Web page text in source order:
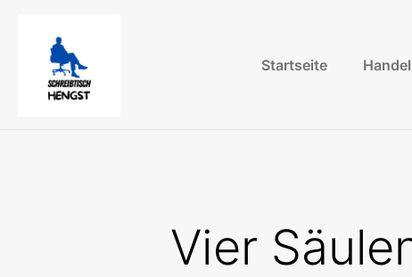
Startseite
Vier